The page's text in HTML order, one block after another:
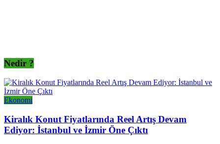
Nedir ?
Ekonomi
Kiralık Konut Fiyatlarında Reel Artış Devam
Ediyor: İstanbul ve İzmir Öne Çıktı